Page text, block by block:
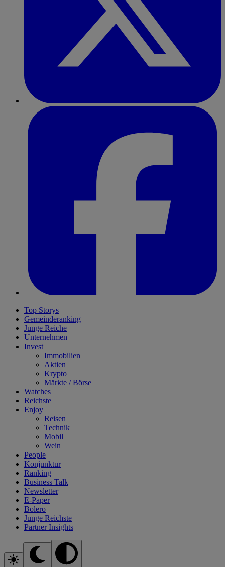
Top Storys
Gemeinderanking
Junge Reiche
Unternehmen
Invest
Immobilien
Aktien
Krypto
Märkte / Börse
Watches
Reichste
Enjoy
Reisen
Technik
Mobil
Wein
People
Konjunktur
Ranking
Business Talk
Newsletter
E-Paper
Bolero
Junge Reichste
Partner Insights